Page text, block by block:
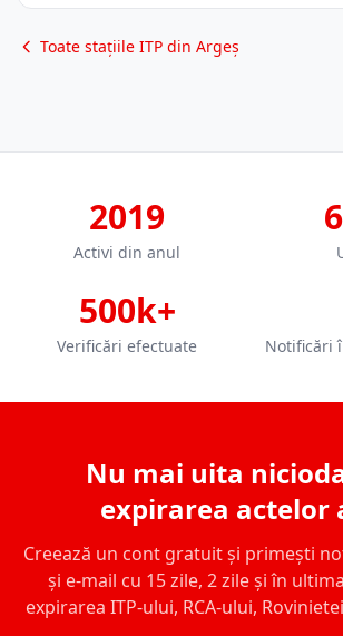
Toate stațiile ITP din Argeș
2019
Activi din anul
500k+
Verificări efectuate Notificări
Nu mai uita
expirarea actelor
Creează un cont gratuit și primești
și e-mail cu 15 zile, 2 zile și în
expirarea ITP-ului, RCA-ului,